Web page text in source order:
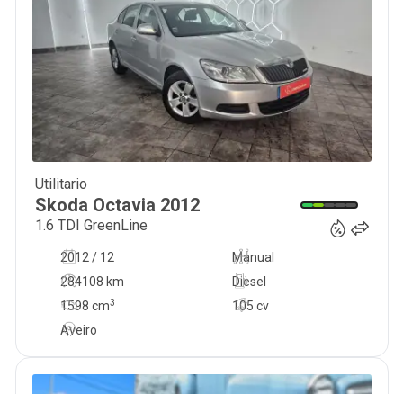
Utilitario
Skoda Octavia 2012
1.6 TDI GreenLine
2012 / 12
Manual
284108 km
105 cv
Diesel
1598 cm3
Aveiro